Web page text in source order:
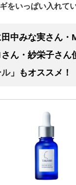
をいっぱい入れて
中みな実さん・
ん・紗栄子さん
」もオススメ！